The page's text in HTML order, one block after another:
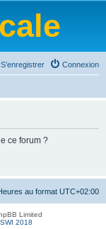
Connexion
S’enregistrer
ce forum ?
au format UTC+02:00
Limited
2018